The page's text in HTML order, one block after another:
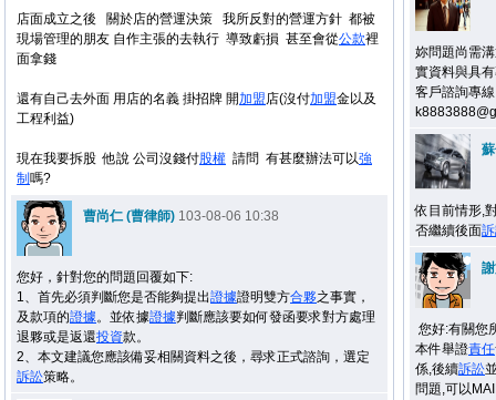
妳問題尚需
實資料與具
客戶諮詢專
依目前情形,
否繼續後面
您好:有關您
本件舉證責任
係,後續訴訟
問題,可以
店面成立之後 關於店的營運決策 我所反對的營運方針 都被
現場管理的朋友 自作主張的去執行 導致虧損 甚至會從公款裡
面拿錢
還有自己去外面 用店的名義 掛招牌 開加盟店(沒付加盟金以及
工程利益)
現在我要拆股 他說 公司沒錢付股權 請問 有甚麼辦法可以強
制 嗎?
曹尚仁 (曹律師) 103-08-06 10:38
您好，針對您的問題回覆如下:
1、首先必須判斷您是否能夠提出證據證明雙方合夥之事實，
及款項的證據。並依據證據判斷應該要如何發函要求對方處理
退夥或是返還投資款。
2、本文建議您應該備妥相關資料之後，尋求正式諮詢，選定
訴訟策略。